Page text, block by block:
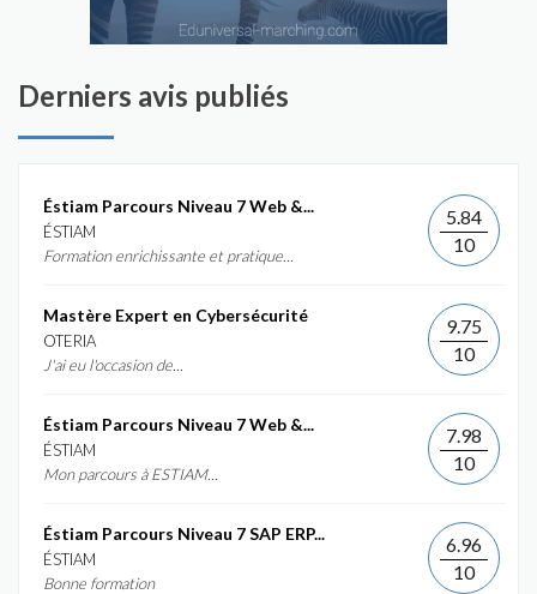
Derniers avis publiés
Éstiam Parcours Niveau 7 Web &...
ÉSTIAM
Formation enrichissante et pratique...
5.84
10
Mastère Expert en Cybersécurité
OTERIA
J'ai eu l'occasion de...
9.75
10
Éstiam Parcours Niveau 7 Web &...
ÉSTIAM
Mon parcours à ESTIAM...
7.98
10
Éstiam Parcours Niveau 7 SAP ERP...
ÉSTIAM
Bonne formation
6.96
10